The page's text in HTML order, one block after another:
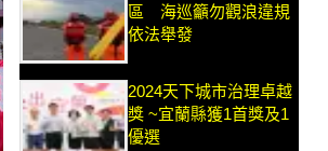
區 海巡籲勿觀浪違規
依法舉發
2024天下城市治理卓越
獎 ~宜蘭縣獲1首獎及1
優選